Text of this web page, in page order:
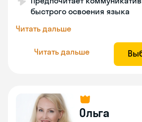
быстрого освоения языка
Читать дальше
Читать дальше
Ольга